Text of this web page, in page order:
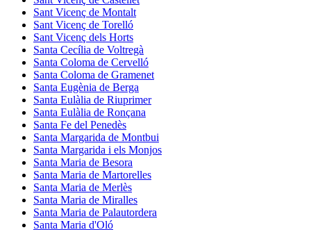
Sant Vicenç de Montalt
Sant Vicenç de Torelló
Sant Vicenç dels Horts
Santa Cecília de Voltregà
Santa Coloma de Cervelló
Santa Coloma de Gramenet
Santa Eugènia de Berga
Santa Eulàlia de Riuprimer
Santa Eulàlia de Ronçana
Santa Fe del Penedès
Santa Margarida de Montbui
Santa Margarida i els Monjos
Santa Maria de Besora
Santa Maria de Martorelles
Santa Maria de Merlès
Santa Maria de Miralles
Santa Maria de Palautordera
Santa Maria d'Oló